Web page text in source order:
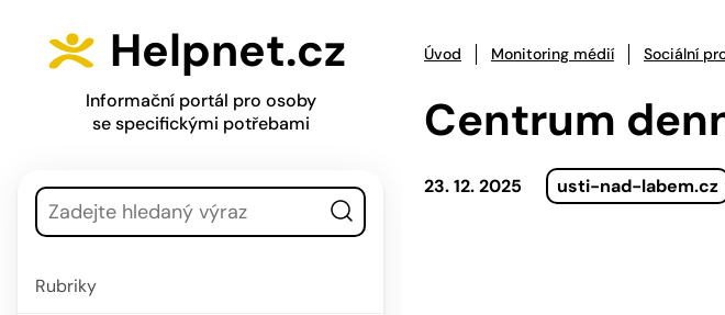
Helpnet.cz
Informační portál pro osoby
se specifickými potřebami
Rubriky
Úvod Monitoring médií Sociální
Centrum
23. 12. 2025 usti-nad-labem.cz